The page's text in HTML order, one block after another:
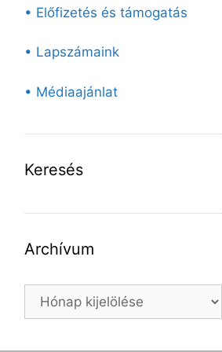
• Előfizetés és támogatás
• Lapszámaink
• Médiaajánlat
Keresés
Archívum
Archívum